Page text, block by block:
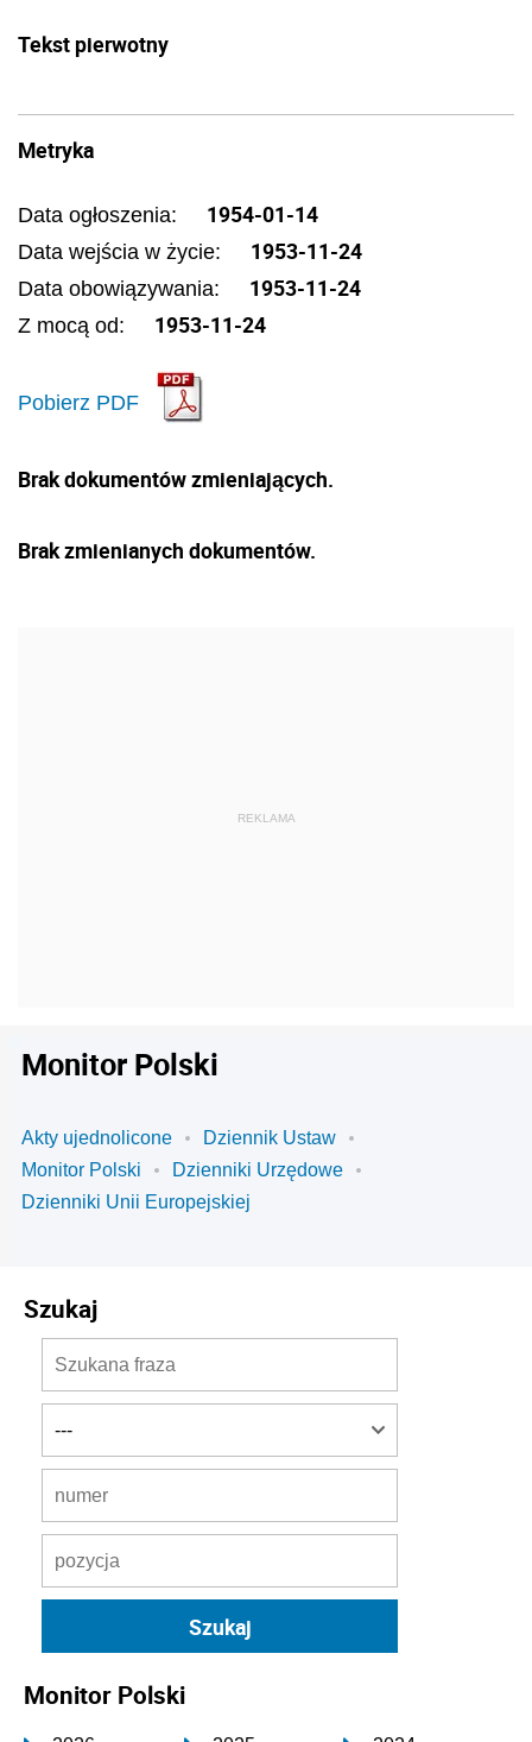
Tekst pierwotny
Metryka
Data ogłoszenia: 1954-01-14
Data wejścia w życie: 1953-11-24
Data obowiązywania: 1953-11-24
Z mocą od: 1953-11-24
Pobierz PDF
Brak dokumentów zmieniających.
Brak zmienianych dokumentów.
Monitor Polski
Akty ujednolicone
Dziennik Ustaw
Monitor Polski
Dzienniki Urzędowe
Dzienniki Unii Europejskiej
Szukaj
Monitor Polski